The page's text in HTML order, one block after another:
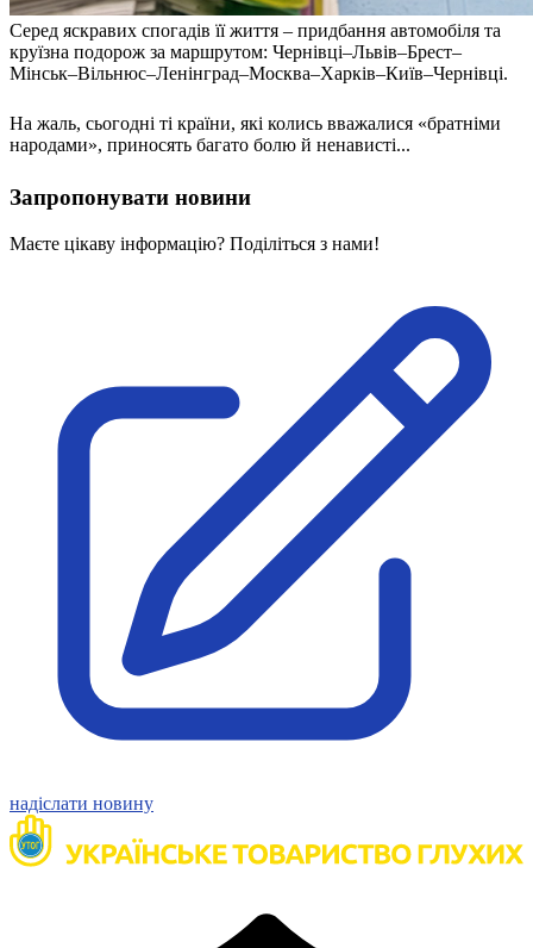
Серед яскравих спогадів її життя – придбання автомобіля та
круїзна подорож за маршрутом: Чернівці–Львів–Брест–
Мінськ–Вільнюс–Ленінград–Москва–Харків–Київ–Чернівці.
На жаль, сьогодні ті країни, які колись вважалися «братніми
народами», приносять багато болю й ненависті...
Запропонувати новини
Маєте цікаву інформацію? Поділіться з нами!
надіслати новину